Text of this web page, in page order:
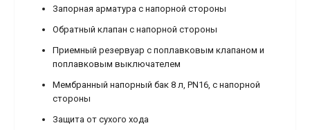
Запорная арматура с напорной стороны
Обратный клапан с напорной стороны
Приемный резервуар с поплавковым клапаном и
поплавковым выключателем
Мембранный напорный бак 8 л, PN16, с напорной
стороны
Защита от сухого хода